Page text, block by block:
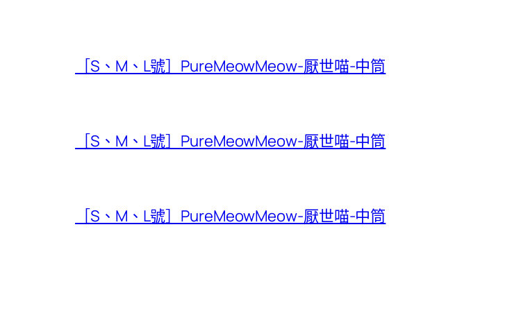
［S、M、L號］PureMeowMeow-厭世喵-中筒
［S、M、L號］PureMeowMeow-厭世喵-中筒
［S、M、L號］PureMeowMeow-厭世喵-中筒